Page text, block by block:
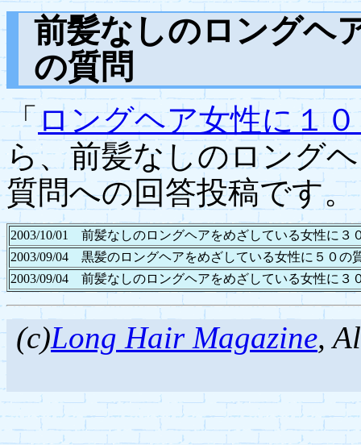
前髪なしのロングヘ
の質問
「ロングヘア女性に１
ら、前髪なしのロング
質問への回答投稿です。
2003/10/01 前髪なしのロングヘアをめざしている女性
2003/09/04 黒髪のロングヘアをめざしている女性に５
2003/09/04 前髪なしのロングヘアをめざしている女性
(c)Long Hair Magazine,